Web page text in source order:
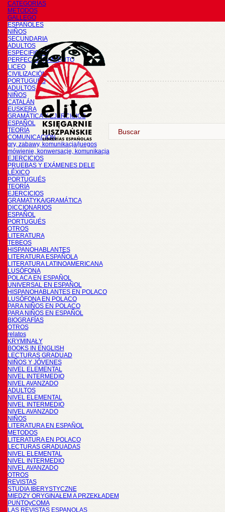
CATEGORÍAS
METODOS
GALLEGO
ESPAÑOLES
NIÑOS
SECUNDARIA
ADULTOS
ESPECIFICOS
PERFECCIONAMIENTO
LICEO
CIVILIZACIÓN
PORTUGUÉS
ADULTOS
NIÑOS
CATALÁN
EUSKERA
GRAMÁTICA Y EJERCICIOS
ESPAÑOL
TEORÍA
COMUNICACIÓN
gry, zabawy, komunikacja/juegos
mówienie, konwersacje, komunikacja
EJERCICIOS
PRUEBAS Y EXÁMENES DELE
LÉXICO
PORTUGUÉS
TEORÍA
EJERCICIOS
GRAMATYKA/GRAMÁTICA
DICCIONARIOS
ESPAÑOL
PORTUGUÉS
OTROS
LITERATURA
TEBEOS
HISPANOHABLANTES
LITERATURA ESPAÑOLA
LITERATURA LATINOAMERICANA
LUSÓFONA
POLACA EN ESPAÑOL
UNIVERSAL EN ESPAÑOL
HISPANOHABLANTES EN POLACO
LUSÓFONA EN POLACO
PARA NIÑOS EN POLACO
PARA NIÑOS EN ESPAÑOL
BIOGRAFÍAS
OTROS
relatos
KRYMINAŁY
BOOKS IN ENGLISH
LECTURAS GRADUAD
NIÑOS Y JÓVENES
NIVEL ELEMENTAL
NIVEL INTERMEDIO
NIVEL AVANZADO
ADULTOS
NIVEL ELEMENTAL
NIVEL INTERMEDIO
NIVEL AVANZADO
NIÑOS
LITERATURA EN ESPAÑOL
METODOS
LITERATURA EN POLACO
LECTURAS GRADUADAS
NIVEL ELEMENTAL
NIVEL INTERMEDIO
NIVEL AVANZADO
OTROS
REVISTAS
STUDIA IBERYSTYCZNE
MIĘDZY ORYGINAŁEM A PRZEKŁADEM
PUNTOyCOMA
LAS REVISTAS ESPANOLAS